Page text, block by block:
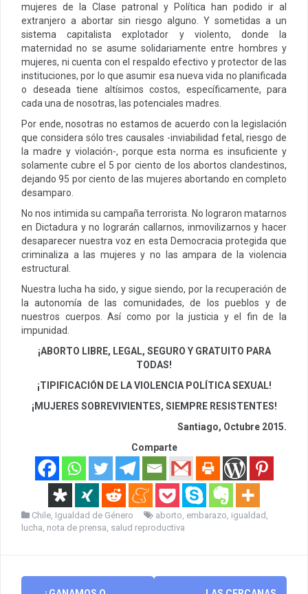
mujeres de la Clase patronal y Política han podido ir al
extranjero a abortar sin riesgo alguno. Y sometidas a un
sistema capitalista explotador y violento, donde la
maternidad no se asume solidariamente entre hombres y
mujeres, ni cuenta con el respaldo efectivo y protector de las
instituciones, por lo que asumir esa nueva vida no planificada
o deseada tiene altísimos costos, específicamente, para
cada una de nosotras, las potenciales madres.
Por ende, nosotras no estamos de acuerdo con la legislación
que considera sólo tres causales -inviabilidad fetal, riesgo de
la madre y violación-, porque esta norma es insuficiente y
solamente cubre el 5 por ciento de los abortos clandestinos,
dejando 95 por ciento de las mujeres abortando en completo
desamparo.
No nos intimida su campaña terrorista. No lograron matarnos
en Dictadura y no lograrán callarnos, inmovilizarnos y hacer
desaparecer nuestra voz en esta Democracia protegida que
criminaliza a las mujeres y no las ampara de la violencia
estructural.
Nuestra lucha ha sido, y sigue siendo, por la recuperación de
la autonomía de las comunidades, de los pueblos y de
nuestros cuerpos. Así como por la justicia y el fin de la
impunidad.
¡ABORTO LIBRE, LEGAL, SEGURO Y GRATUITO PARA
TODAS!
¡TIPIFICACIÓN DE LA VIOLENCIA POLÍTICA SEXUAL!
¡MUJERES SOBREVIVIENTES, SIEMPRE RESISTENTES!
Santiago, Octubre 2015.
Comparte
Chile, Igualdad de Género aborto, embarazo, igualdad ,
lucha, nota de prensa, salud reproductiva
Post